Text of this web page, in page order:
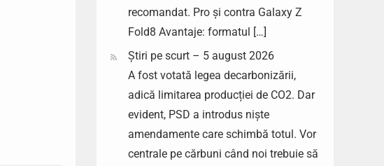
recomandat. Pro și contra Galaxy Z
Fold8 Avantaje: formatul […]
Știri pe scurt – 5 august 2026
A fost votată legea decarbonizării,
adică limitarea producției de CO2. Dar
evident, PSD a introdus niște
amendamente care schimbă totul. Vor
centrale pe cărbuni când noi trebuie să